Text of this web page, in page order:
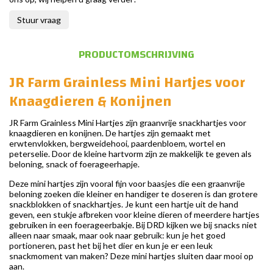
Stuur vraag
PRODUCTOMSCHRIJVING
JR Farm Grainless Mini Hartjes voor
Knaagdieren & Konijnen
JR Farm Grainless Mini Hartjes zijn graanvrije snackhartjes voor
knaagdieren en konijnen. De hartjes zijn gemaakt met
erwtenvlokken, bergweidehooi, paardenbloem, wortel en
peterselie. Door de kleine hartvorm zijn ze makkelijk te geven als
beloning, snack of foerageerhapje.
Deze mini hartjes zijn vooral fijn voor baasjes die een graanvrije
beloning zoeken die kleiner en handiger te doseren is dan grotere
snackblokken of snackhartjes. Je kunt een hartje uit de hand
geven, een stukje afbreken voor kleine dieren of meerdere hartjes
gebruiken in een foerageerbakje. Bij DRD kijken we bij snacks niet
alleen naar smaak, maar ook naar gebruik: kun je het goed
portioneren, past het bij het dier en kun je er een leuk
snackmoment van maken? Deze mini hartjes sluiten daar mooi op
aan.